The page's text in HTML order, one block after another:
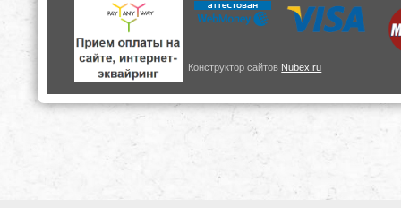
Конструктор сайтов Nubex.ru